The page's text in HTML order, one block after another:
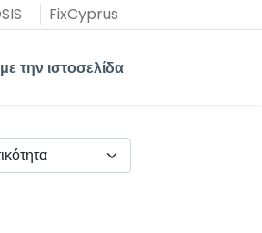
FixCyprus
την ιστοσελίδα